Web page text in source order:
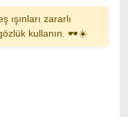
ışınları zararlı
kullanın. 🕶️☀️